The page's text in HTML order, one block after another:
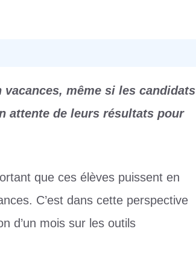
même si les candidats
attente de leurs résultats pour
que ces élèves puissent en
C’est dans cette perspective
d’un mois sur les outils